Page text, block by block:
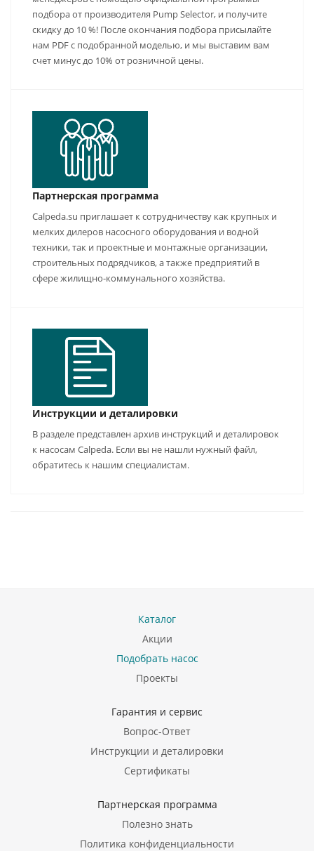
подбора от производителя Pump Selector, и получите
скидку до 10 %! После окончания подбора присылайте
нам PDF с подобранной моделью, и мы выставим вам
счет минус до 10% от розничной цены.
Партнерская программа
Calpeda.su приглашает к сотрудничеству как крупных и
мелких дилеров насосного оборудования и водной
техники, так и проектные и монтажные организации,
строительных подрядчиков, а также предприятий в
сфере жилищно-коммунального хозяйства.
Инструкции и деталировки
В разделе представлен архив инструкций и деталировок
к насосам Calpeda. Если вы не нашли нужный файл,
обратитесь к нашим специалистам.
Каталог
Акции
Подобрать насос
Проекты
Гарантия и сервис
Вопрос-Ответ
Инструкции и деталировки
Сертификаты
Партнерская программа
Полезно знать
Политика конфиденциальности